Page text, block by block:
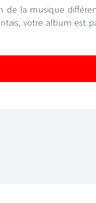
de la musique
votre album est